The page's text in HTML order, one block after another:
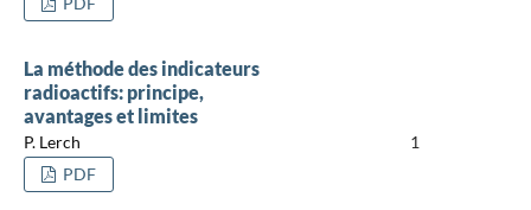
La méthode des indicateurs
radioactifs: principe,
avantages et limites
P. Lerch
1
PDF